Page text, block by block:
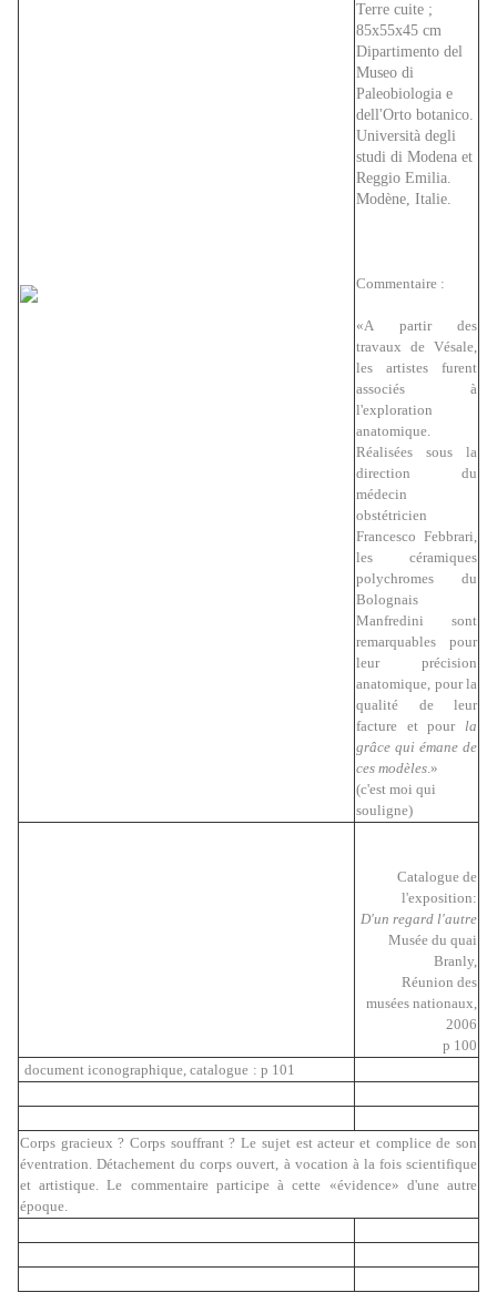
Terre cuite ;
85x55x45 cm
Dipartimento del
Museo di
Paleobiologia e
dell'Orto botanico.
Università degli
studi di Modena et
Reggio Emilia.
Modène, Italie.
Commentaire :
«A partir des
travaux de Vésale,
les artistes furent
associés à
l'exploration
anatomique.
Réalisées sous la
direction du
médecin
obstétricien
Francesco Febbrari,
les céramiques
polychromes du
Bolognais
Manfredini sont
remarquables pour
leur précision
anatomique, pour la
qualité de leur
facture et pour la
grâce qui émane de
ces modèles.»
(c'est moi qui
souligne)
Catalogue de
l'exposition:
D'un regard l'autre
Musée du quai
Branly,
Réunion des
musées nationaux,
2006
p 100
document iconographique, catalogue : p 101
Corps gracieux ? Corps souffrant ? Le sujet est acteur et complice de son
éventration. Détachement du corps ouvert, à vocation à la fois scientifique
et artistique. Le commentaire participe à cette «évidence» d'une autre
époque.